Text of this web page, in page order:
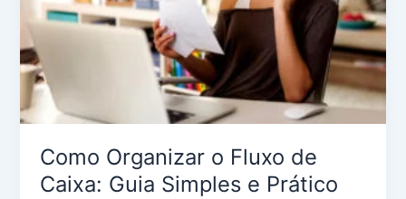
Como Organizar o Fluxo de
Caixa: Guia Simples e Prático
Caixa:
Guia
e
Prático